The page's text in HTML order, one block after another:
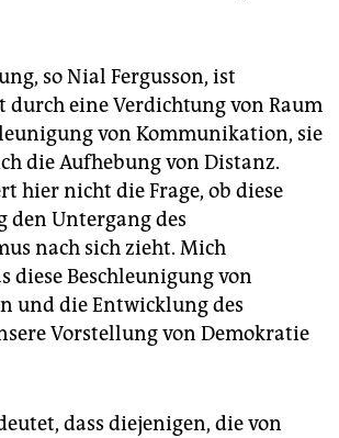
so Nial Fergusson, ist
durch eine Verdichtung von Raum
von Kommunikation, sie
die Aufhebung von Distanz.
hier nicht die Frage, ob diese
den Untergang des
nach sich zieht. Mich
diese Beschleunigung von
und die Entwicklung des
Vorstellung von Demokratie
dass diejenigen, die von